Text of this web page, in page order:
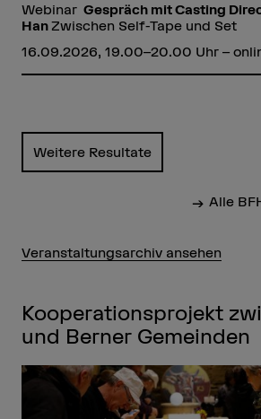
Webinar Gespräch mit Casting
HanZwischen Self-Tape und Set
16.09.2026, 19.00–20.00 Uhr –
Weitere Resultate
Alle
Veranstaltungsarchiv ansehen
Kooperationsprojekt
und Berner Gemeinden